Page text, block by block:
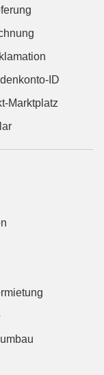
ID
Marktplatz